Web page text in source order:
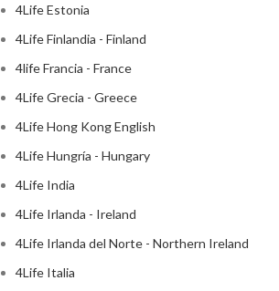
4Life Estonia
4Life Finlandia - Finland
4life Francia - France
4Life Grecia - Greece
4Life Hong Kong English
4Life Hungría - Hungary
4Life India
4Life Irlanda - Ireland
4Life Irlanda del Norte - Northern Ireland
4Life Italia